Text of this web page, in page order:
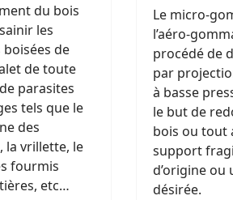
du bois
les
de
de toute
parasites
tels que le
des
la vrillette, le
fourmis
etc…
Le micro-
l’aéro-
procédé de
par
à basse
le but de
bois ou tout
support
d’origine
désirée.